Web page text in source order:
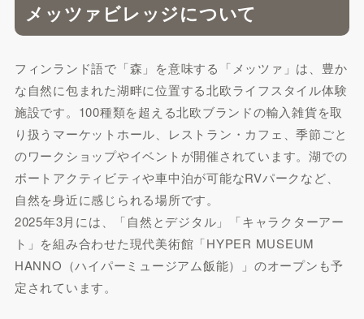
メッツァビレッジについて
フィンランド語で「森」を意味する「メッツァ」は、豊か
な自然に包まれた湖畔に位置する北欧ライフスタイル体験
施設です。100種類を超える北欧ブランドの輸入雑貨を取
り扱うマーケットホール、レストラン・カフェ、季節ごと
のワークショップやイベントが開催されています。湖での
ボートアクティビティや車中泊が可能なRVパークなど、
自然を身近に感じられる場所です。
2025年3月には、「自然とデジタル」「キャラクターアー
ト」を組み合わせた現代美術館「HYPER MUSEUM
HANNO（ハイパーミュージアム飯能）」のオープンも予
定されています。